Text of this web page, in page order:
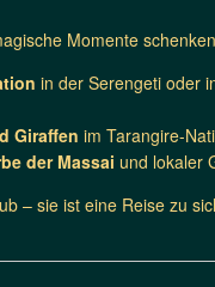
Momente
in der Serengeti oder
Giraffen im Tarangire-
der Massai und lokaler
– sie ist eine Reise zu